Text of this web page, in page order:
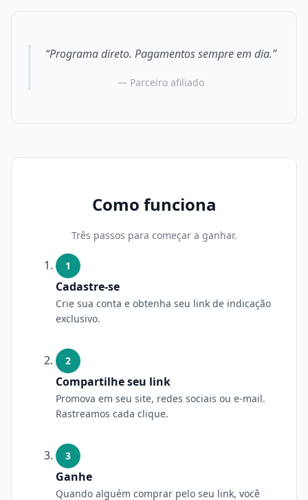
“Programa direto. Pagamentos sempre em dia.”
— Parceiro afiliado
Como funciona
Três passos para começar a ganhar.
1
Cadastre-se
Crie sua conta e obtenha seu link de indicação
exclusivo.
2
Compartilhe seu link
Promova em seu site, redes sociais ou e-mail.
Rastreamos cada clique.
3
Ganhe
Quando alguém comprar pelo seu link, você